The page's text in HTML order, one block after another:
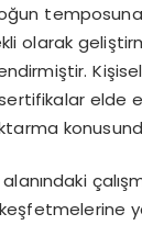
olarak